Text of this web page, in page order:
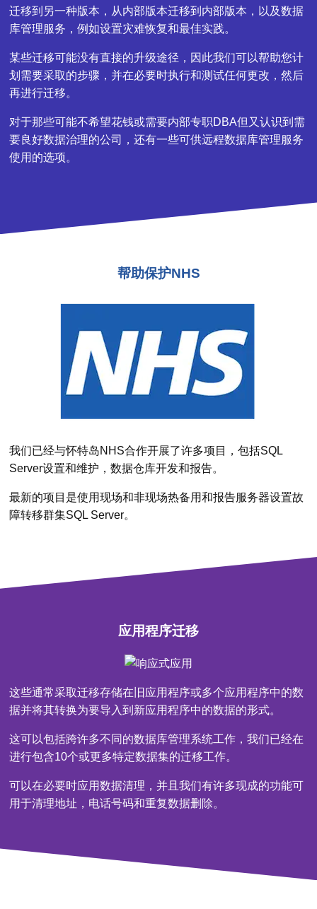
迁移到另一种版本，从内部版本迁移到内部版本，以及数据
库管理服务，例如设置灾难恢复和最佳实践。
某些迁移可能没有直接的升级途径，因此我们可以帮助您计
划需要采取的步骤，并在必要时执行和测试任何更改，然后
再进行迁移。
对于那些可能不希望花钱或需要内部专职DBA但又认识到需
要良好数据治理的公司，还有一些可供远程数据库管理服务
使用的选项。
帮助保护NHS
我们已经与怀特岛NHS合作开展了许多项目，包括SQL
Server设置和维护，数据仓库开发和报告。
最新的项目是使用现场和非现场热备用和报告服务器设置故
障转移群集SQL Server。
应用程序迁移
这些通常采取迁移存储在旧应用程序或多个应用程序中的数
据并将其转换为要导入到新应用程序中的数据的形式。
这可以包括跨许多不同的数据库管理系统工作，我们已经在
进行包含10个或更多特定数据集的迁移工作。
可以在必要时应用数据清理，并且我们有许多现成的功能可
用于清理地址，电话号码和重复数据删除。